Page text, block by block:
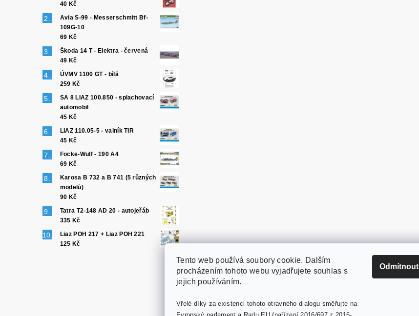
40 Kč
Avia S-99 - Messerschmitt Bf-
109G-10
69 Kč
Škoda 14 T - Elektra - červená
49 Kč
ÚVMV 1100 GT - bílá
259 Kč
SA 8 LIAZ 100.850 - splachovací
automobil
45 Kč
LIAZ 110.05-5 - valník TIR
45 Kč
Focke-Wulf - 190 A4
69 Kč
Karosa B 732 a B 741 (5 různých
modelů)
90 Kč
Tatra T2-148 AD 20 - autojeřáb
335 Kč
Liaz POH 217 + Liaz POH 221
125 Kč
PaperModel.cz
Tento web používá soubory cookie. Dalším
procházením tohoto webu vyjadřujete souhlas s
jejich používáním.
Vřelé díky za existenci tohoto otravného dialogu směřujte na
Odmítnout